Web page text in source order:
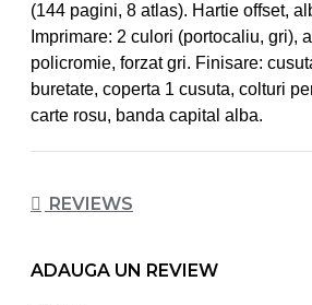
(144 pagini, 8 atlas). Hartie offset,
Imprimare: 2 culori (portocaliu, gri),
policromie, forzat gri. Finisare:
buretate, coperta 1 cusuta, colturi
carte rosu, banda capital alba.
REVIEWS
ADAUGA UN REVIEW